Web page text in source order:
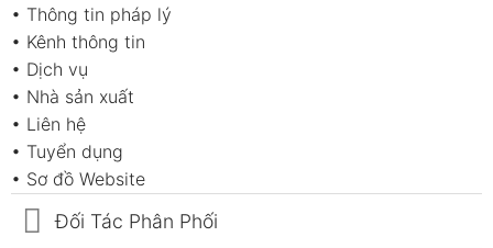
• Thông tin pháp lý
• Kênh thông tin
• Dịch vụ
• Nhà sản xuất
• Liên hệ
• Tuyển dụng
• Sơ đồ Website
Đối Tác Phân Phối